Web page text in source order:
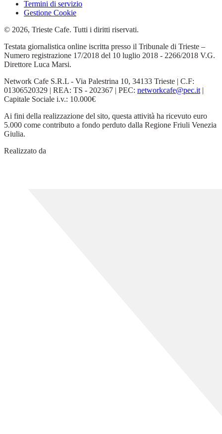
Termini di servizio
Gestione Cookie
© 2026, Trieste Cafe. Tutti i diritti riservati.
Testata giornalistica online iscritta presso il Tribunale di Trieste –
Numero registrazione 17/2018 del 10 luglio 2018 - 2266/2018 V.G.
Direttore Luca Marsi.
Network Cafe S.R.L - Via Palestrina 10, 34133 Trieste | C.F:
01306520329 | REA: TS - 202367 | PEC: networkcafe@pec.it |
Capitale Sociale i.v.: 10.000€
Ai fini della realizzazione del sito, questa attività ha ricevuto euro
5.000 come contributo a fondo perduto dalla Regione Friuli Venezia
Giulia.
Realizzato da